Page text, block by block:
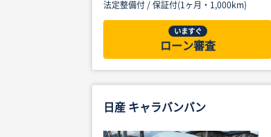
法定整備付 /保証付(1ヶ月・1,000km)
いますぐ
ローン審査
日産 キャラバンバン